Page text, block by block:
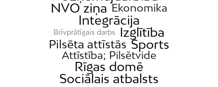
NVO ziņa Ekonomika
Integrācija
Brīvprātīgais darbs Izglītība
Pilsēta attīstās Sports
Attīstība; Pilsētvide
Rīgas domē
Sociālais atbalsts